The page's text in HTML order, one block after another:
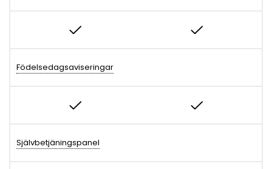
Födelsedagsaviseringar
Självbetjäningspanel